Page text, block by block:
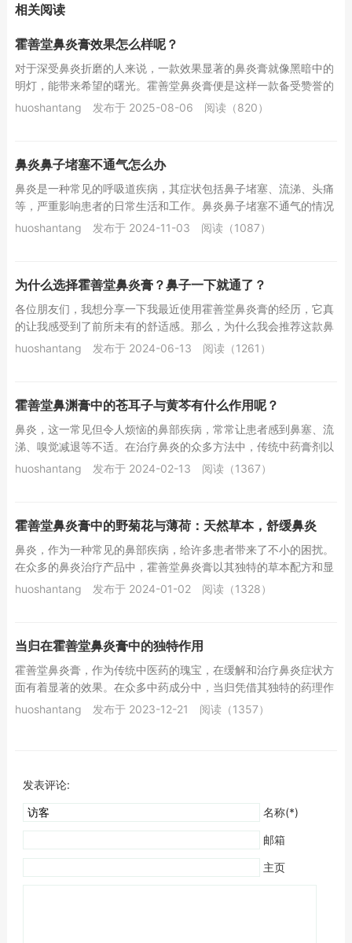
相关阅读
霍善堂鼻炎膏效果怎么样呢？
对于深受鼻炎折磨的人来说，一款效果显著的鼻炎膏就像黑暗中的
明灯，能带来希望的曙光。霍善堂鼻炎膏便是这样一款备受赞誉的
产品，其效果十分出色。霍善堂鼻炎膏，全称为霍...
huoshantang 发布于 2025-08-06 阅读（820）
鼻炎鼻子堵塞不通气怎么办
鼻炎是一种常见的呼吸道疾病，其症状包括鼻子堵塞、流涕、头痛
等，严重影响患者的日常生活和工作。鼻炎鼻子堵塞不通气的情况
更是让人难以忍受，尤其是在晚上，睡眠质量会大...
huoshantang 发布于 2024-11-03 阅读（1087）
为什么选择霍善堂鼻炎膏？鼻子一下就通了？
各位朋友们，我想分享一下我最近使用霍善堂鼻炎膏的经历，它真
的让我感受到了前所未有的舒适感。那么，为什么我会推荐这款鼻
炎膏呢？下面就来详细解答一下。首先，霍善堂鼻...
huoshantang 发布于 2024-06-13 阅读（1261）
霍善堂鼻渊膏中的苍耳子与黄芩有什么作用呢？
鼻炎，这一常见但令人烦恼的鼻部疾病，常常让患者感到鼻塞、流
涕、嗅觉减退等不适。在治疗鼻炎的众多方法中，传统中药膏剂以
其独特的疗效和温和的性质受到了广泛关注。霍善...
huoshantang 发布于 2024-02-13 阅读（1367）
霍善堂鼻炎膏中的野菊花与薄荷：天然草本，舒缓鼻炎
鼻炎，作为一种常见的鼻部疾病，给许多患者带来了不小的困扰。
在众多的鼻炎治疗产品中，霍善堂鼻炎膏以其独特的草本配方和显
著的效果受到了广泛关注。其中，野菊花和薄荷作...
huoshantang 发布于 2024-01-02 阅读（1328）
当归在霍善堂鼻炎膏中的独特作用
霍善堂鼻炎膏，作为传统中医药的瑰宝，在缓解和治疗鼻炎症状方
面有着显著的效果。在众多中药成分中，当归凭借其独特的药理作
用和广泛的药用价值，在霍善堂鼻炎膏中发挥着不...
huoshantang 发布于 2023-12-21 阅读（1357）
发表评论:
名称(*)
邮箱
主页